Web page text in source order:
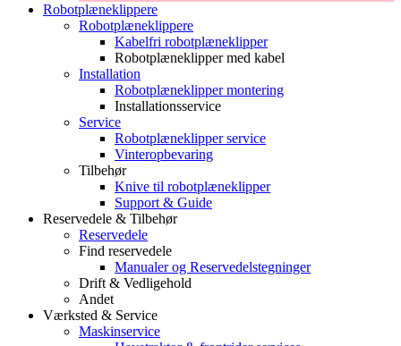
Robotplæneklippere
Robotplæneklippere
Kabelfri robotplæneklipper
Robotplæneklipper med kabel
Installation
Robotplæneklipper montering
Installationsservice
Service
Robotplæneklipper service
Vinteropbevaring
Tilbehør
Knive til robotplæneklipper
Support & Guide
Reservedele & Tilbehør
Reservedele
Find reservedele
Manualer og Reservedelstegninger
Drift & Vedligehold
Andet
Værksted & Service
Maskinservice